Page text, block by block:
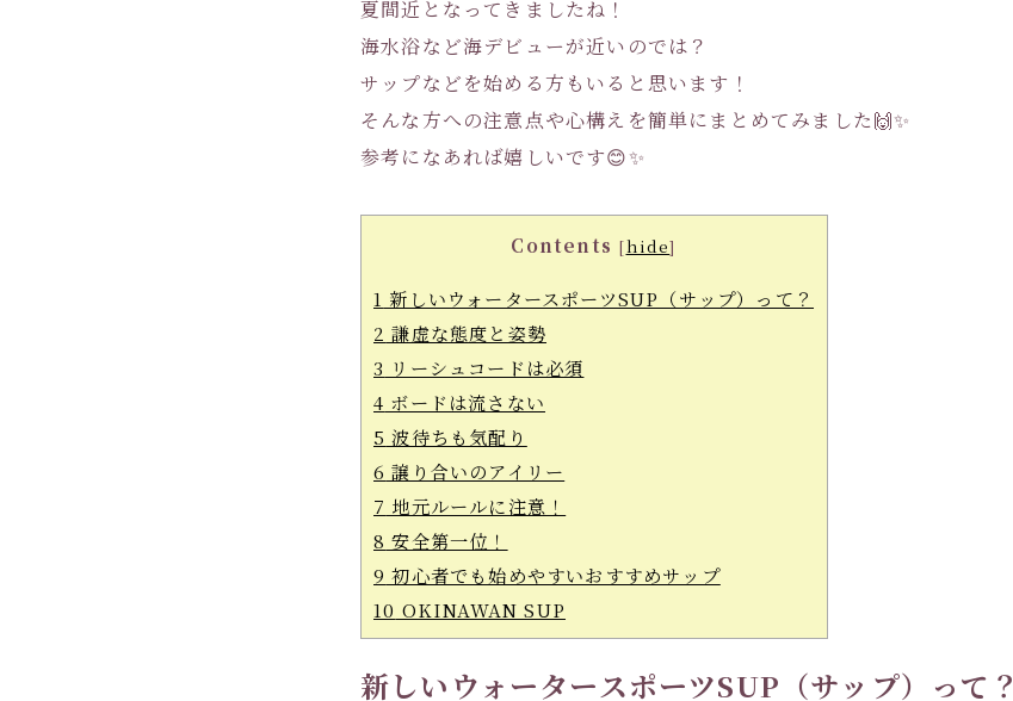
夏間近となってきましたね！
海水浴など海デビューが近いのでは？
サップなどを始める方もいると思います！
そんな方への注意点や心構えを簡単にまとめてみました🙌✨
参考になあれば嬉しいです😊✨
Contents [hide]
1 新しいウォータースポーツSUP（サップ）って？
2 謙虚な態度と姿勢
3 リーシュコードは必須
4 ボードは流さない
5 波待ちも気配り
6 譲り合いのアイリー
7 地元ルールに注意！
8 安全第一位！
9 初心者でも始めやすいおすすめサップ
10 OKINAWAN SUP
新しいウォータースポーツSUP（サップ）って？